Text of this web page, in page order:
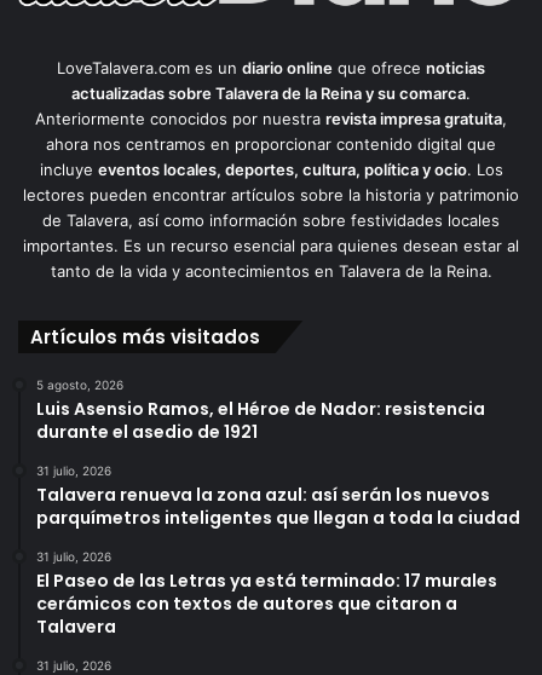
LoveTalavera.com es un diario online que ofrece noticias
actualizadas sobre Talavera de la Reina y su comarca.
Anteriormente conocidos por nuestra revista impresa gratuita,
ahora nos centramos en proporcionar contenido digital que
incluye eventos locales, deportes, cultura, política y ocio. Los
lectores pueden encontrar artículos sobre la historia y patrimonio
de Talavera, así como información sobre festividades locales
importantes. Es un recurso esencial para quienes desean estar al
tanto de la vida y acontecimientos en Talavera de la Reina.
Artículos más visitados
5 agosto, 2026
Luis Asensio Ramos, el Héroe de Nador: resistencia
durante el asedio de 1921
31 julio, 2026
Talavera renueva la zona azul: así serán los nuevos
parquímetros inteligentes que llegan a toda la ciudad
31 julio, 2026
El Paseo de las Letras ya está terminado: 17 murales
cerámicos con textos de autores que citaron a
Talavera
31 julio, 2026